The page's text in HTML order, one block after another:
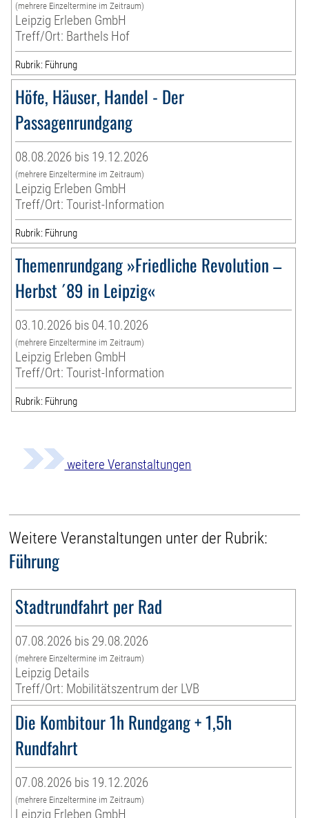
(mehrere Einzeltermine im Zeitraum)
Leipzig Erleben GmbH
Treff/Ort: Barthels Hof
Rubrik: Führung
Höfe, Häuser, Handel - Der
Passagenrundgang
08.08.2026 bis 19.12.2026
(mehrere Einzeltermine im Zeitraum)
Leipzig Erleben GmbH
Treff/Ort: Tourist-Information
Rubrik: Führung
Themenrundgang »Friedliche Revolution –
Herbst ´89 in Leipzig«
03.10.2026 bis 04.10.2026
(mehrere Einzeltermine im Zeitraum)
Leipzig Erleben GmbH
Treff/Ort: Tourist-Information
Rubrik: Führung
weitere Veranstaltungen
Weitere Veranstaltungen unter der Rubrik:
Führung
Stadtrundfahrt per Rad
07.08.2026 bis 29.08.2026
(mehrere Einzeltermine im Zeitraum)
Leipzig Details
Treff/Ort: Mobilitätszentrum der LVB
Die Kombitour 1h Rundgang + 1,5h
Rundfahrt
07.08.2026 bis 19.12.2026
(mehrere Einzeltermine im Zeitraum)
Leipzig Erleben GmbH